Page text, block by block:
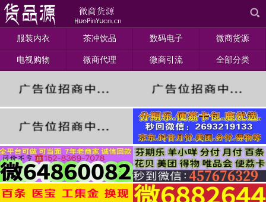
服装内衣 茶冲饮品 数码电子 微商货源
电视购物 微商代理 微商引流 全部分类